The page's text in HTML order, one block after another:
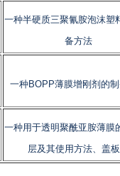
一种半硬质三聚氰胺泡沫塑
备方法
一种BOPP薄膜增刚剂的
一种用于透明聚酰亚胺薄膜
层及其使用方法、盖